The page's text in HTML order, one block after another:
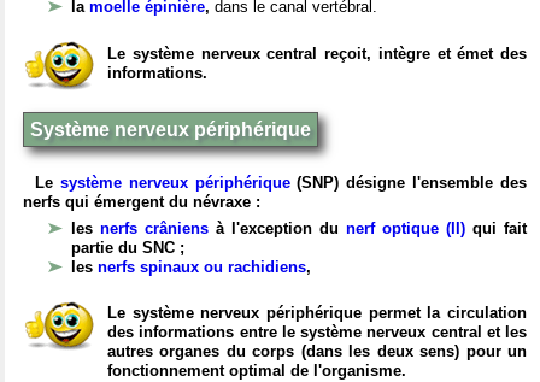
la moelle épinière, dans le canal vertébral.
Le système nerveux central reçoit, intègre et émet des
informations.
Système nerveux périphérique
Le système nerveux périphérique(SNP) désigne l'ensemble des
nerfs qui émergent du névraxe :
les nerfs crâniens à l'exception du nerf optique (II) qui fait
partie du SNC ;
les nerfs spinaux ou rachidiens,
Le système nerveux périphérique permet la circulation
des informations entre le système nerveux central et les
autres organes du corps (dans les deux sens) pour un
fonctionnement optimal de l'organisme.